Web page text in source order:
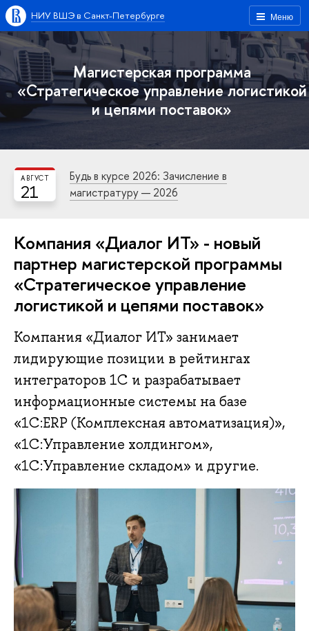
Меню
НИУ ВШЭ в Санкт-Петербурге
Магистерская программа
«Стратегическое управление логистикой
и цепями поставок»
21
АВГУСТ
Будь в курсе 2026: Зачисление в
магистратуру — 2026
Компания «Диалог ИТ» - новый
партнер магистерской программы
«Стратегическое управление
логистикой и цепями поставок»
Компания «Диалог ИТ» занимает
лидирующие позиции в рейтингах
интеграторов 1С и разрабатывает
информационные системы на базе
«1С:ERP (Комплексная автоматизация)»,
«1С:Управление холдингом»,
«1С:Управление складом» и другие.